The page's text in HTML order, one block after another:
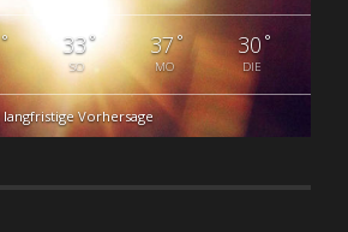
° 33°
SO
37°
MO
30 °
DIE
langfristige Vorhersage